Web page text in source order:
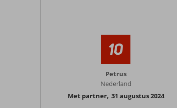
10
Petrus
Nederland
Met partner, 31 augustus 2024